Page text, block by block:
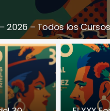
2026 – Todos los Cursos